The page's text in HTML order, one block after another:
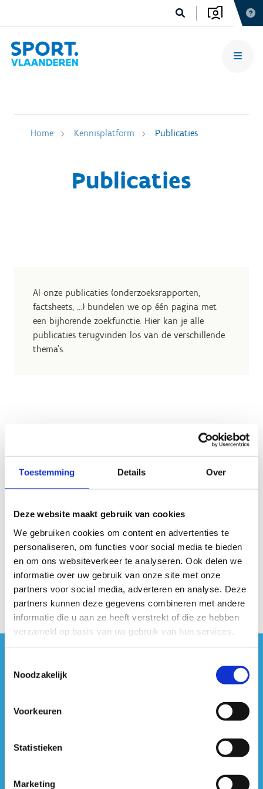
Toestemming Details Over
Deze website maakt gebruik van cookies
We gebruiken cookies om content en advertenties te
personaliseren, om functies voor social media te bieden
en om ons websiteverkeer te analyseren. Ook delen we
informatie over uw gebruik van onze site met onze
partners voor social media, adverteren en analyse. Deze
partners kunnen deze gegevens combineren met andere
informatie die u aan ze heeft verstrekt of die ze hebben
verzameld op basis van uw gebruik van hun services.
Noodzakelijk
Voorkeuren
Statistieken
Marketing
Home Kennisplatform Publicaties
Publicaties
Al onze publicaties (onderzoeksrapporten,
factsheets, …) bundelen we op één pagina met
een bijhorende zoekfunctie. Hier kan je alle
publicaties terugvinden los van de verschillende
thema's.
Geen fiches gevonden.
Geen fiches gevonden.
#sportersbelevenmeer